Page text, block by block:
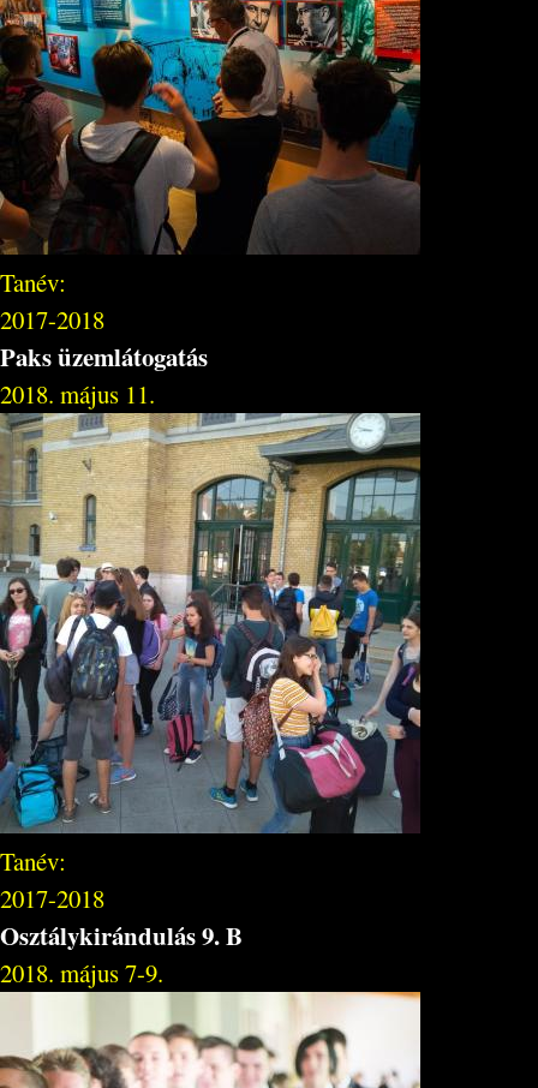
Tanév:
2017-2018
Paks üzemlátogatás
2018. május 11.
Tanév:
2017-2018
Osztálykirándulás 9. B
2018. május 7-9.